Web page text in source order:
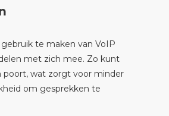
te maken van VoIP
met zich mee. Zo kunt
poort, wat zorgt voor minder
om gesprekken te